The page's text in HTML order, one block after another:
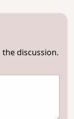
discussion.